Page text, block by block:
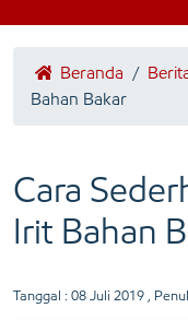
Beranda /
Bahan Bakar
Cara
Irit Bahan
Tanggal : 08 Juli 2019 ,